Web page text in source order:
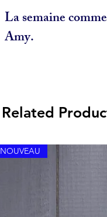
La semaine
Amy.
Related
NOUVEAU